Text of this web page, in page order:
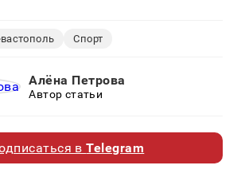
Спорт
Алёна Петрова
Автор статьи
вTelegram